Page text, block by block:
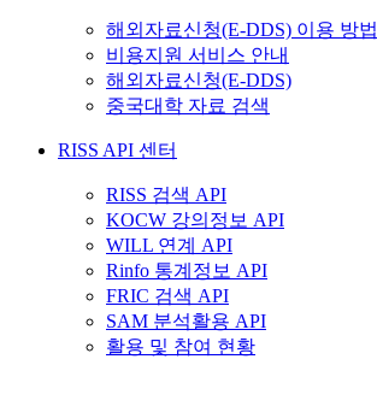
해외자료신청(E-DDS) 이용 방법
비용지원 서비스 안내
해외자료신청(E-DDS)
중국대학 자료 검색
RISS API 센터
RISS 검색 API
KOCW 강의정보 API
WILL 연계 API
Rinfo 통계정보 API
FRIC 검색 API
SAM 분석활용 API
활용 및 참여 현황